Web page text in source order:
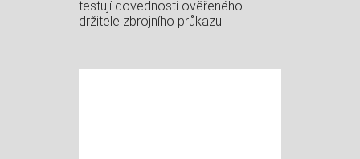
testují dovednosti ověřeného
držitele zbrojního průkazu.